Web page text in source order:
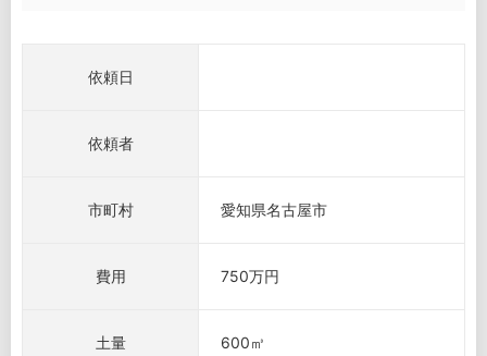
依頼日
依頼者
市町村 愛知県名古屋市
費用 750万円
土量 600㎥